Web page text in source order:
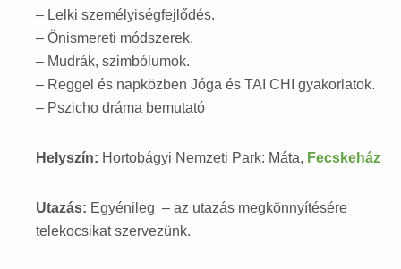
– Lelki személyiségfejlődés.
– Önismereti módszerek.
– Mudrák, szimbólumok.
– Reggel és napközben Jóga és TAI CHI gyakorlatok.
– Pszicho dráma bemutató
Helyszín: Hortobágyi Nemzeti Park: Máta, Fecskeház
Utazás: Egyénileg – az utazás megkönnyítésére
telekocsikat szervezünk.